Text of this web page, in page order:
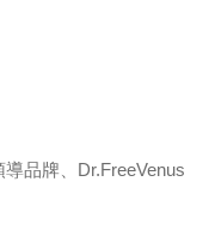
品牌、Dr.FreeVenus